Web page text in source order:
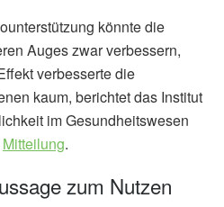
könnte die
Auges zwar verbessern,
verbesserte die
kaum, berichtet das Institut
im Gesundheitswesen
Mitteilung.
zum Nutzen